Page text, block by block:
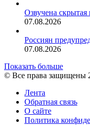
Озвучена
07.08.2026
Россиян
07.08.2026
Показать больше
© Все права защищены
Лента
Обратная связь
О сайте
Политика